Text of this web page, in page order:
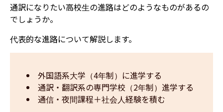
通訳になりたい高校生の進路はどのようなものがあるの
でしょうか。
代表的な進路について解説します。
外国語系大学（4年制）に進学する
通訳・翻訳系の専門学校（2年制）進学する
通信・夜間課程＋社会人経験を積む